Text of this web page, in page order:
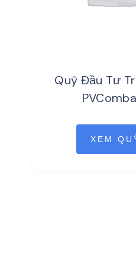
Quỹ Đầu Tư
XEM